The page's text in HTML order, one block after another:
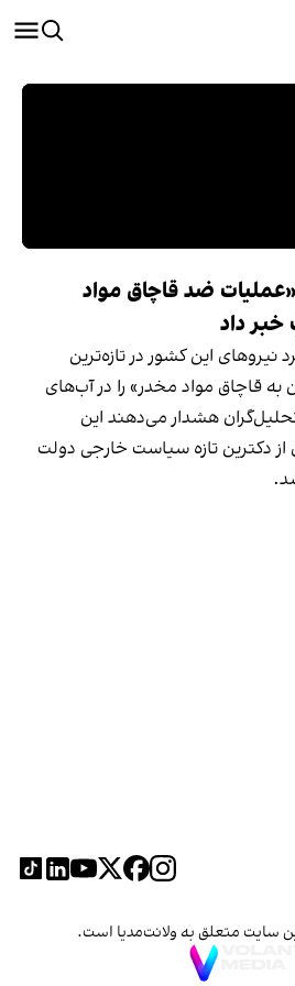
«عملیات ضد قاچاق مواد
خبر داد
نیروهای این کشور در تازه‌ترین
قاچاق مواد مخدر» را در آب‌های
هشدار می‌دهند این
از دکترین تازه سیاست خارجی دولت
سایت متعلق به ولانت‌مدیا است.